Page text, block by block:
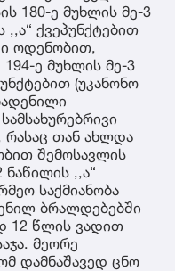
180-ე მუხლის მე-3
,,ა“ ქვეპუნქტებით
ოდენობით,
ე მუხლის მე-3
(უკანონო
რასაც თან ახლდა
შემოსავლის
ნაწილის ,,ა“
საქმიანობა
ბრალდებებში
12 წლის ვადით
მეორე
დამნაშავედ ცნო